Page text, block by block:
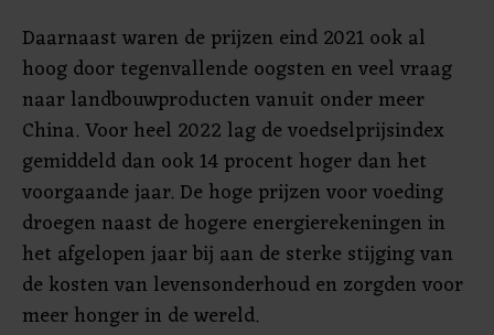
Daarnaast waren de prijzen eind 2021 ook al
hoog door tegenvallende oogsten en veel vraag
naar landbouwproducten vanuit onder meer
China. Voor heel 2022 lag de voedselprijsindex
gemiddeld dan ook 14 procent hoger dan het
voorgaande jaar. De hoge prijzen voor voeding
droegen naast de hogere energierekeningen in
het afgelopen jaar bij aan de sterke stijging van
de kosten van levensonderhoud en zorgden voor
meer honger in de wereld.